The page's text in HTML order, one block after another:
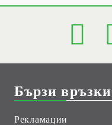
Бързи връзки
Рекламации